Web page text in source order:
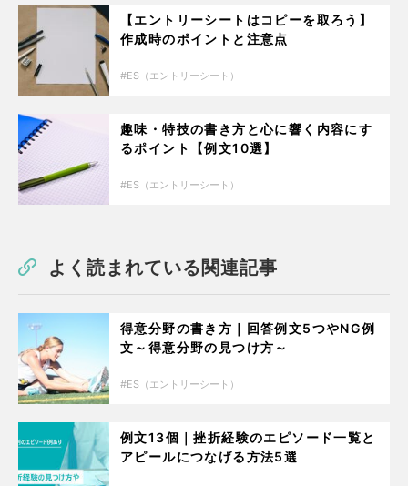
【エントリーシートはコピーを取ろう】
作成時のポイントと注意点
ES（エントリーシート）
趣味・特技の書き方と心に響く内容にす
るポイント【例文10選】
ES（エントリーシート）
よく読まれている関連記事
得意分野の書き方｜回答例文5つやNG例
文～得意分野の見つけ方～
ES（エントリーシート）
例文13個｜挫折経験のエピソード一覧と
アピールにつなげる方法5選